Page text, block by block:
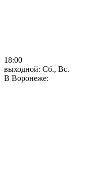
18:00
выходной: Сб., Вс.
В Воронеже: